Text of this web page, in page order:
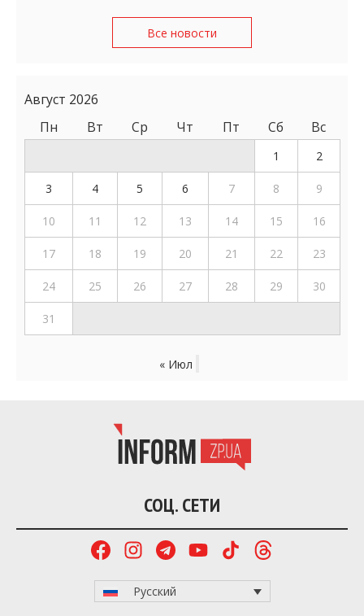
Все новости
Август 2026
Пн
Вт Ср Чт Пт Сб Вс
1 2
3 4 5 6 7 8 9
10 11 12 13 14 15 16
17 18 19 20 21 22 23
24 25 26 27 28 29 30
31
« Июл
СОЦ. СЕТИ
Русский